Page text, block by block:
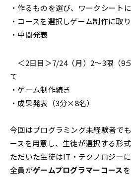
・作るものを選び、ワークシート
・コースを選択しゲーム制作に取
・中間発表
＜2日目＞7/24（月）2〜3限（
て
・ゲーム制作続き
・成果発表（3分×8名）
今回はプログラミング未経験者で
ースを用意し、生徒が選択する形
ただいた生徒はIT・テクノロジー
全員がゲームプログラマーコース